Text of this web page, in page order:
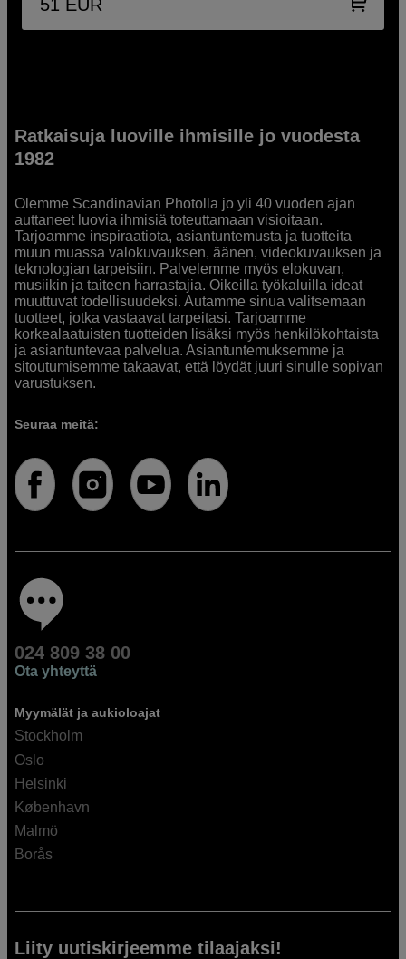
51 EUR
Ratkaisuja luoville ihmisille jo vuodesta
1982
Olemme Scandinavian Photolla jo yli 40 vuoden ajan
auttaneet luovia ihmisiä toteuttamaan visioitaan.
Tarjoamme inspiraatiota, asiantuntemusta ja tuotteita
muun muassa valokuvauksen, äänen, videokuvauksen ja
teknologian tarpeisiin. Palvelemme myös elokuvan,
musiikin ja taiteen harrastajia. Oikeilla työkaluilla ideat
muuttuvat todellisuudeksi. Autamme sinua valitsemaan
tuotteet, jotka vastaavat tarpeitasi. Tarjoamme
korkealaatuisten tuotteiden lisäksi myös henkilökohtaista
ja asiantuntevaa palvelua. Asiantuntemuksemme ja
sitoutumisemme takaavat, että löydät juuri sinulle sopivan
varustuksen.
Seuraa meitä:
024 809 38 00
Ota yhteyttä
Myymälät ja aukioloajat
Stockholm
Oslo
Helsinki
København
Malmö
Borås
Liity uutiskirjeemme tilaajaksi!